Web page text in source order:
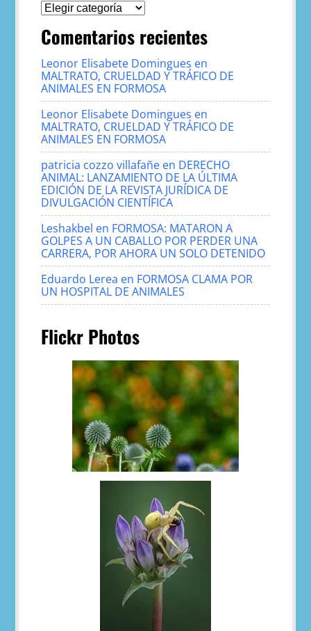
Categorías
Comentarios recientes
Leonor Elisabete Domingues en
MALTRATO, CRUELDAD Y TRÁFICO DE
ANIMALES EN FORMOSA
Leonor Elisabete Domingues en
MALTRATO, CRUELDAD Y TRÁFICO DE
ANIMALES EN FORMOSA
patricia cozzo villafañe en DERECHO
ANIMAL: LANZAMIENTO DE LA ÚLTIMA
EDICIÓN DE LA REVISTA JURÍDICA DE
DIVULGACIÓN CIENTÍFICA
Leshakbel en FORMOSA: MATARON A
GOLPES A UN CABALLO POR PERDER UNA
CARRERA, POR AHORA UN SOLO DETENIDO
Eduardo Lerea en FORMOSA CLAMA POR
UN HOSPITAL DE ANIMALES
Flickr Photos